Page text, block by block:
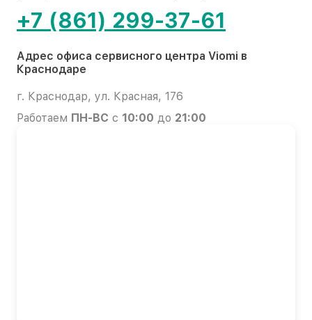
+7 (861) 299-37-61
Адрес офиса сервисного центра Viomi в
Краснодаре
г. Краснодар, ул. Красная, 176
Работаем ПН-ВС с 10:00 до 21:00